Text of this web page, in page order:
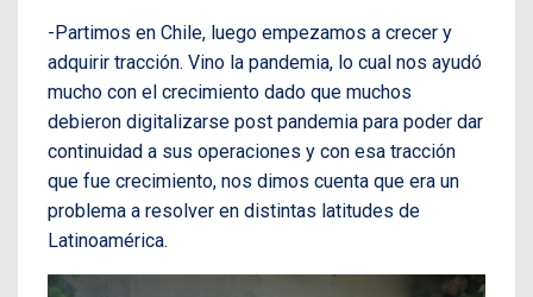
-Partimos en Chile, luego empezamos a crecer y
adquirir tracción. Vino la pandemia, lo cual nos ayudó
mucho con el crecimiento dado que muchos
debieron digitalizarse post pandemia para poder dar
continuidad a sus operaciones y con esa tracción
que fue crecimiento, nos dimos cuenta que era un
problema a resolver en distintas latitudes de
Latinoamérica.